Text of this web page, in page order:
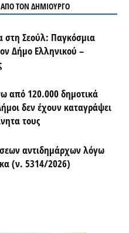
ΑΠΟ ΤΟΝ ΔΗΜΙΟΥΡΓΟ
στη Σεούλ: Παγκόσμια
Δήμο Ελληνικού –
από 120.000 δημοτικά
δεν έχουν καταγράψει
τους
αντιδημάρχων λόγω
(ν. 5314/2026)